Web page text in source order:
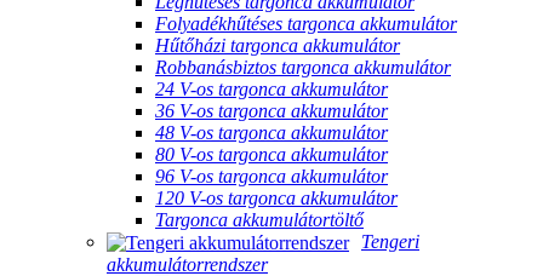
Folyadékhűtéses targonca akkumulátor
Hűtőházi targonca akkumulátor
Robbanásbiztos targonca akkumulátor
24 V-os targonca akkumulátor
36 V-os targonca akkumulátor
48 V-os targonca akkumulátor
80 V-os targonca akkumulátor
96 V-os targonca akkumulátor
120 V-os targonca akkumulátor
Targonca akkumulátortöltő
Tengeri
akkumulátorrendszer